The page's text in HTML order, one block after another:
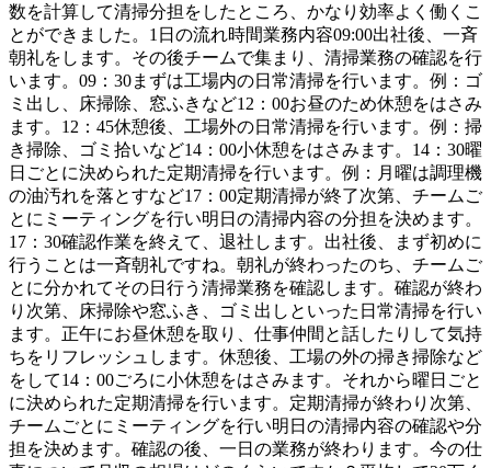
数を計算して清掃分担をしたところ、かなり効率よく働くこ
とができました。1日の流れ時間業務内容09:00出社後、一斉
朝礼をします。その後チームで集まり、清掃業務の確認を行
います。09：30まずは工場内の日常清掃を行います。例：ゴ
ミ出し、床掃除、窓ふきなど12：00お昼のため休憩をはさみ
ます。12：45休憩後、工場外の日常清掃を行います。例：掃
き掃除、ゴミ拾いなど14：00小休憩をはさみます。14：30曜
日ごとに決められた定期清掃を行います。例：月曜は調理機
の油汚れを落とすなど17：00定期清掃が終了次第、チームご
とにミーティングを行い明日の清掃内容の分担を決めます。
17：30確認作業を終えて、退社します。出社後、まず初めに
行うことは一斉朝礼ですね。朝礼が終わったのち、チームご
とに分かれてその日行う清掃業務を確認します。確認が終わ
り次第、床掃除や窓ふき、ゴミ出しといった日常清掃を行い
ます。正午にお昼休憩を取り、仕事仲間と話したりして気持
ちをリフレッシュします。休憩後、工場の外の掃き掃除など
をして14：00ごろに小休憩をはさみます。それから曜日ごと
に決められた定期清掃を行います。定期清掃が終わり次第、
チームごとにミーティングを行い明日の清掃内容の確認や分
担を決めます。確認の後、一日の業務が終わります。今の仕